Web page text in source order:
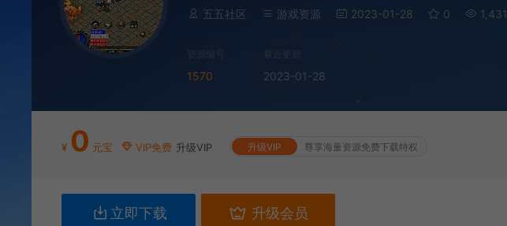
五五社区 游戏资源 2023-01-28 0 1,431
资源编号
1570 2023-01-28
¥ 0 元宝 VIP免费 升级VIP 升级VIP 尊享海量资源免费下载特权
立即下载 升级会员